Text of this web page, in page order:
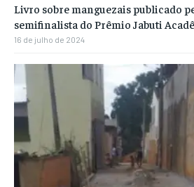
Livro sobre manguezais publicado
semifinalista do Prêmio Jabuti
16 de julho de 2024